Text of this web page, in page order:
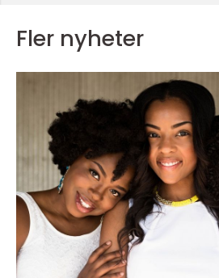
Fler nyheter